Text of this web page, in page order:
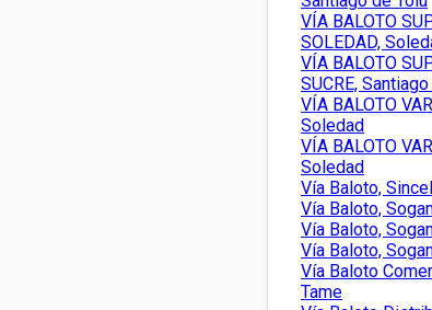
VÍA BALOTO
SOLEDAD,
VÍA BALOTO
SUCRE,
VÍA BALOTO
Soledad
VÍA BALOTO
Soledad
Vía Baloto,
Vía Baloto,
Vía Baloto,
Vía Baloto,
Vía Baloto
Tame